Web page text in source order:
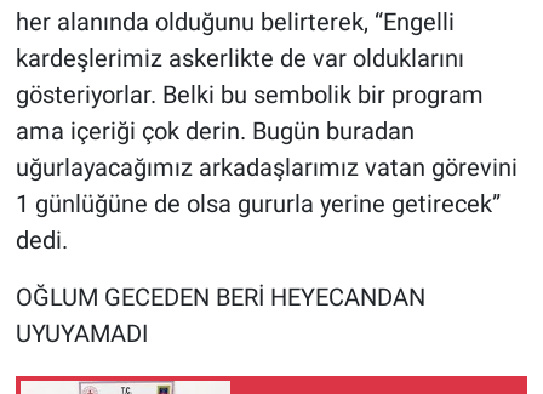
her alanında olduğunu belirterek, “Engelli
kardeşlerimiz askerlikte de var olduklarını
gösteriyorlar. Belki bu sembolik bir program
ama içeriği çok derin. Bugün buradan
uğurlayacağımız arkadaşlarımız vatan görevini
1 günlüğüne de olsa gururla yerine getirecek”
dedi.
OĞLUM GECEDEN BERİ HEYECANDAN
UYUYAMADI